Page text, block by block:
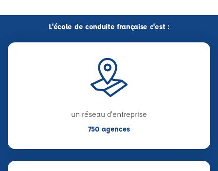
L'école de conduite française c'est :
un réseau d'entreprise
750 agences